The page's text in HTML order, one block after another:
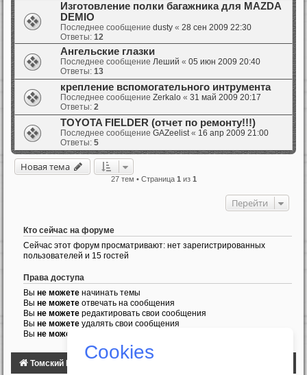
Изготовление полки багажника для MAZDA
DEMIO
Последнее сообщение dusty « 28 сен 2009 22:30
Ответы: 12
Ангельские глазки
Последнее сообщение Леший « 05 июн 2009 20:40
Ответы: 13
крепление вспомогательного интрумента
Последнее сообщение Zerkalo « 31 май 2009 20:17
Ответы: 2
TOYOTA FIELDER (отчет по ремонту!!!)
Последнее сообщение GAZeelist« 16 апр 2009 21:00
Ответы: 5
Новая тема
27 тем • Страница 1из 1
Перейти
Кто сейчас на форуме
Сейчас этот форум просматривают: нет зарегистрированных
пользователей и 15 гостей
Права доступа
Вы не можете начинать темы
Вы не можете отвечать на сообщения
Вы не можете редактировать свои сообщения
Вы не можете удалять свои сообщения
Вы не можете
Томский Клуб Автомобилистов
Cookies